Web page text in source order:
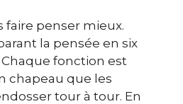
faire penser mieux.
la pensée en six
fonction est
chapeau que les
tour à tour. En